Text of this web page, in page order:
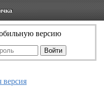
версию